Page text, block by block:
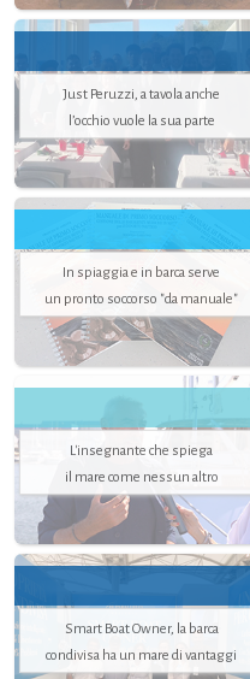
Just Peruzzi, a tavola anche
l’occhio vuole la sua parte
In spiaggia e in barca serve
un pronto soccorso "da manuale"
L'insegnante che spiega
il mare come nessun altro
Smart Boat Owner, la barca
condivisa ha un mare di vantaggi